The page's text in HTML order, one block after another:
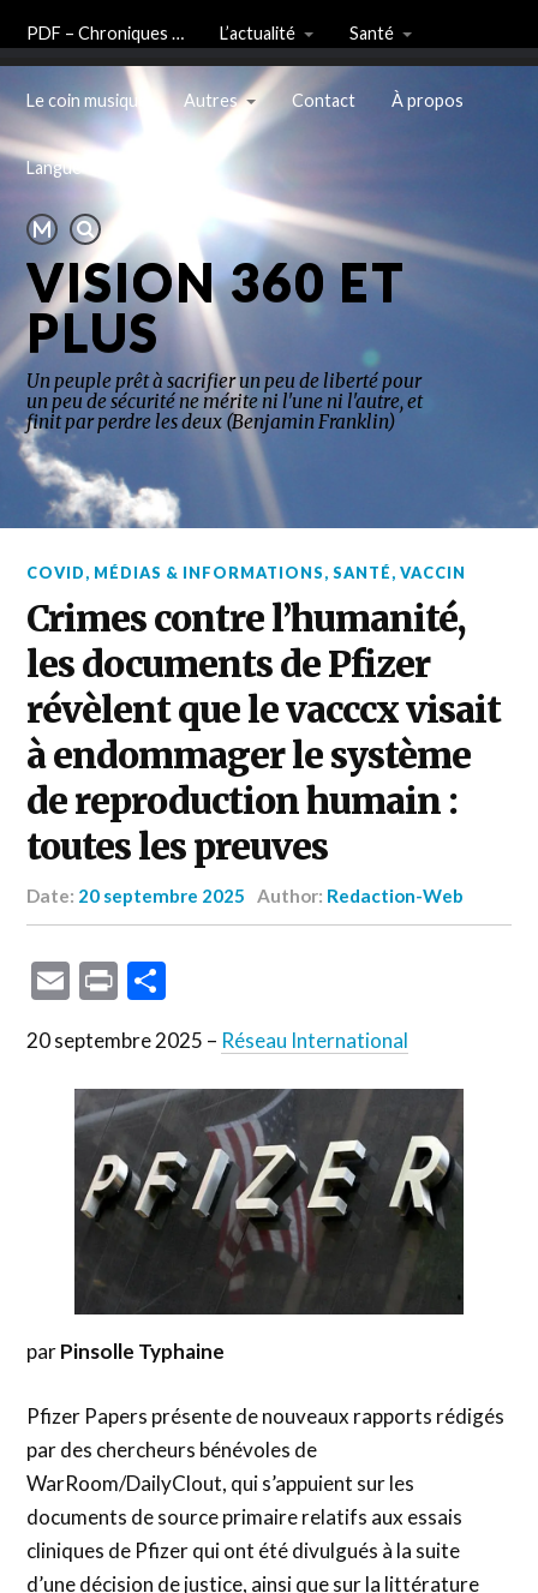
PDF – Chroniques … L’actualité Santé
Le coin musique Autres Contact À propos
Langue
VISION 360 ET
PLUS
Un peuple prêt à sacrifier un peu de liberté pour
un peu de sécurité ne mérite ni l'une ni l'autre, et
finit par perdre les deux (Benjamin Franklin)
COVID, MÉDIAS & INFORMATIONS,SANTÉ,VACCIN
Crimes contre l’humanité,
les documents de Pfizer
révèlent que le vacccx visait
à endommager le système
de reproduction humain :
toutes les preuves
Date: 20 septembre 2025 Author: Redaction-Web
Email
Print
20 septembre 2025 – Réseau International
parPinsolle Typhaine
Pfizer Papers présente de nouveaux rapports rédigés
par des chercheurs bénévoles de
WarRoom/DailyClout, qui s’appuient sur les
documents de source primaire relatifs aux essais
cliniques de Pfizer qui ont été divulgués à la suite
d’une décision de justice, ainsi que sur la littérature